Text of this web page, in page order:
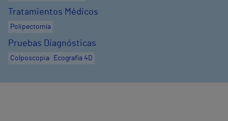
Tratamientos Médicos
Polipectomía
Pruebas Diagnósticas
Colposcopia Ecografía 4D